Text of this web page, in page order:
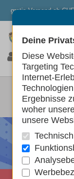
gratis Versand ab
0 0
Deine
Diese
Targeting
Internet-
Ergebnisse
woher
unsere